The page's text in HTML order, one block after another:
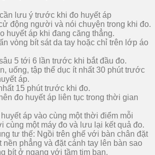
lưu ý trước khi đo huyết áp
động người và nói chuyện trong khi đo.
huyết áp khi đang căng thẳng.
vòng bít sát da tay hoặc chỉ trên lớp áo
5 tới 6 lần trước khi bắt đầu đo.
uống, tập thể dục ít nhất 30 phút trước
áp.
15 phút trước khi đo.
đo huyết áp liên tục trong thời gian
áp vào cùng một thời điểm mỗi
cùng một máy đo và lưu lại kết quả đo.
tư thế: Ngồi trên ghế với bàn chân đặt
nền phẳng và đặt cánh tay lên bàn sao
bít ở ngang với tầm tim bạn.